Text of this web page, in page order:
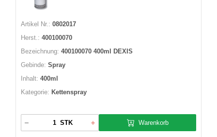
Artikel Nr.: 0802017
Herst.: 400100070
Bezeichnung: 400100070 400ml DEXIS
Gebinde: Spray
Inhalt: 400ml
Kategorie: Kettenspray
STK Warenkorb